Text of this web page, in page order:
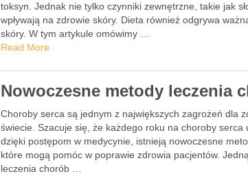
toksyn. Jednak nie tylko czynniki zewnętrzne, takie jak
wpływają na zdrowie skóry. Dieta również odgrywa
skóry. W tym artykule omówimy …
Read More
Nowoczesne metody leczenia
Choroby serca są jednym z największych zagrożeń dla
świecie. Szacuje się, że każdego roku na choroby
dzięki postępom w medycynie, istnieją nowoczesne
które mogą pomóc w poprawie zdrowia pacjentów.
leczenia chorób …